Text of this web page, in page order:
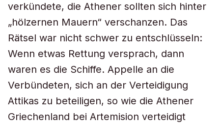
verkündete, die Athener sollten sich hinter
„hölzernen Mauern“ verschanzen. Das
Rätsel war nicht schwer zu entschlüsseln:
Wenn etwas Rettung versprach, dann
waren es die Schiffe. Appelle an die
Verbündeten, sich an der Verteidigung
Attikas zu beteiligen, so wie die Athener
Griechenland bei Artemision verteidigt